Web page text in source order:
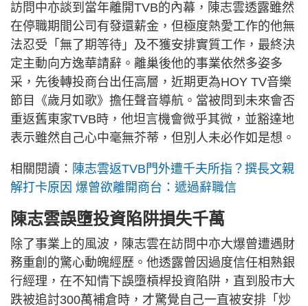
訪問中亦談到當年離開TVB的內幕，陳志雲透露雖然
在停職期間公司有發還薪金，但極度熱愛工作的他無
法忍受「無了期等待」及不獲安排實質工作，最終決
定主動向方逸華請辭。離巢後他的事業依然多姿多
采，先後轉投商台出任高層，近期更為HOY TV音樂
節目《歲月如歌》擔任聲音導航。當被問到未來會否
重返舊東家TVB時，他坦言機會微乎其微，並豁達地
表示雖然自己心中毫無芥蒂，但別人未必作如是想。
相關閱讀： 陳志雲返TVB門外遭千夫所指？撰長文親
解打卡原因 爆曾欲離開商台：遞過辭職信
陳志雲誤墮投資陷阱損失千萬
除了事業上的風波，陳志雲在訪問中亦大爆曾遭遇財
務重創的驚心動魄經歷。他透露曾因過度信任相熟銀
行經理，在不知情下誤墮槓桿投資陷阱，直到股市大
跌被追討300萬補倉時，才驚覺自己一直被安排「炒